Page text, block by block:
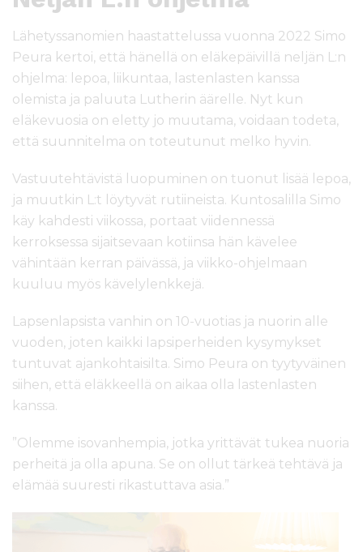
Lähetyssanomien haastattelussa vuonna 2022 Simo
Peura kertoi, että hänellä on eläkepäivillä neljän L:n
ohjelma: lepoa, liikuntaa, lastenlasten kanssa
olemista ja paluuta Lutherin äärelle. Nyt kun
eläkevuosia on eletty jo muutama, voidaan todeta,
että suunnitelma on toteutunut melko hyvin.
Vastuutehtävistä luopuminen on tuonut lisää lepoa,
ja muutkin L:t löytyvät rutiineista. Kuntosalilla Simo
käy kahdesti viikossa, portaat viidennessä
kerroksessa sijaitsevaan kotiinsa hän kävelee
vähintään kerran päivässä, ja viikko-ohjelmaan
kuuluu myös kävelylenkkejä.
Lapsenlapsista vanhin on 10-vuotias ja nuorin alle
vuoden, joten kaikki lapsiperheiden kysymykset
tuntuvat ajankohtaisilta. Simo Peura on tyytyväinen
siihen, että eläkkeellä on aikaa olla lastenlasten
kanssa.
”Olemme isovanhempia, jotka yrittävät tukea nuoria
perheitä ja olla apuna. Se on ollut tärkeä tehtävä ja
elämää suuresti rikastuttava asia.”